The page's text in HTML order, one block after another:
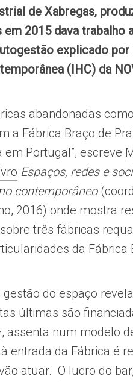
de Xabregas,
em 2015 dava trabalho
explicado
(IHC) da
abandonadas
a Fábrica Braço de
em Portugal”, escreve
Espaços, redes e
contemporâneo
2016) onde mostra
três fábricas
da Fábrica
gestão do espaço
últimas são
assenta num modelo
entrada da Fábrica é
atuar. O lucro do